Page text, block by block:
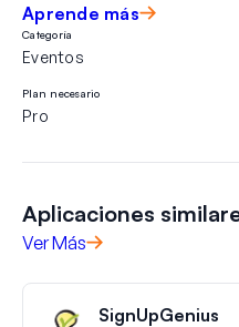
Aprende más
Categoría
Eventos
Plan necesario
Pro
Aplicaciones
Ver Más
SignUpGenius